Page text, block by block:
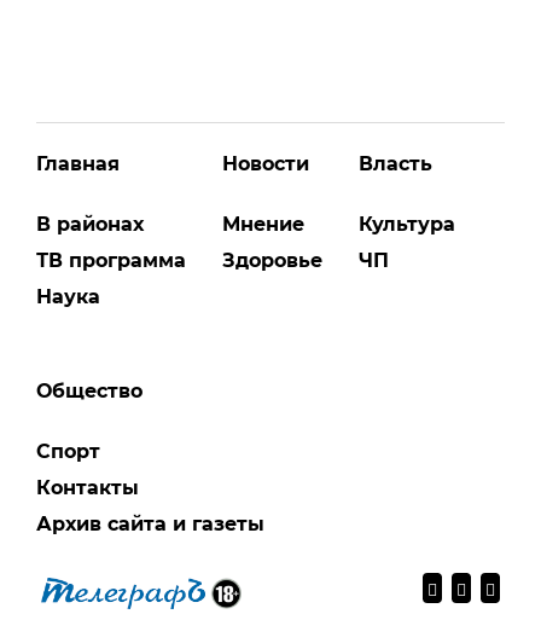
Главная
В районах
ТВ программа
Наука
Новости
Мнение
Здоровье
Власть
Культура
ЧП
Общество
Спорт
Контакты
Архив сайта и газеты